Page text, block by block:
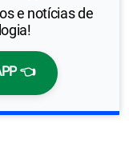
e notícias de
👈